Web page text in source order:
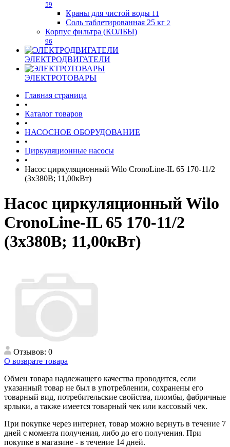
59
Краны для чистой воды 11
Соль таблетированная 25 кг 2
Корпус фильтра (КОЛБЫ)
96
ЭЛЕКТРОДВИГАТЕЛИ
ЭЛЕКТРОТОВАРЫ
Главная страница
•
Каталог товаров
•
НАСОСНОЕ ОБОРУДОВАНИЕ
•
Циркуляционные насосы
•
Насос циркуляционный Wilo CronoLine-IL 65 170-11/2
(3х380В; 11,00кВт)
Насос циркуляционный Wilo
CronoLine-IL 65 170-11/2
(3х380В; 11,00кВт)
Отзывов: 0
О возврате товара
Обмен товара надлежащего качества проводится, если
указанный товар не был в употреблении, сохранены его
товарный вид, потребительские свойства, пломбы, фабричные
ярлыки, а также имеется товарный чек или кассовый чек.
При покупке через интернет, товар можно вернуть в течение 7
дней с момента получения, либо до его получения. При
покупке в магазине - в течение 14 дней.